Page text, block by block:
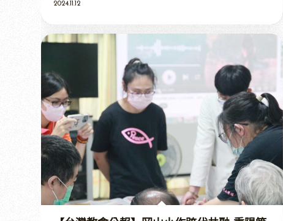
2024.11.12